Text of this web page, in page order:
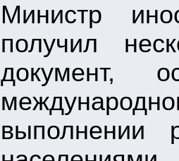
Министр
получил
документ,
выполнении